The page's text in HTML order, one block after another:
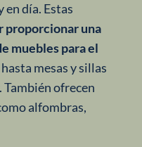
día. Estas
proporcionar una
muebles para el
mesas y sillas
También ofrecen
alfombras,